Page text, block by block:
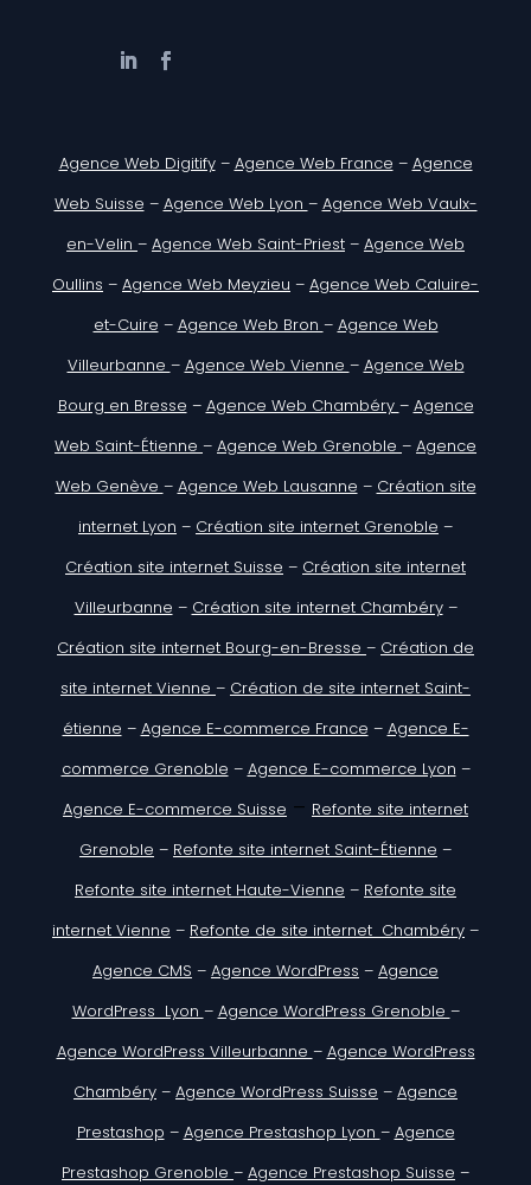
Agence Web Digitify– Agence Web France – Agence
Web Suisse – Agence Web Lyon – Agence Web Vaulx-
en-Velin – Agence Web Saint-Priest – Agence Web
Oullins – Agence Web Meyzieu – Agence Web Caluire-
et-Cuire – Agence Web Bron – Agence Web
Villeurbanne – Agence Web Vienne – Agence Web
Bourg en Bresse – Agence Web Chambéry – Agence
Web Saint-Étienne – Agence Web Grenoble – Agence
Web Genève – Agence Web Lausanne – Création site
internet Lyon – Création site internet Grenoble –
Création site internet Suisse – Création site internet
Villeurbanne – Création site internet Chambéry–
Création site internet Bourg-en-Bresse – Création de
site internet Vienne – Création de site internet Saint-
étienne – Agence E-commerce France – Agence E-
commerce Grenoble – Agence E-commerce Lyon –
Agence E-commerce Suisse – Refonte site internet
Grenoble – Refonte site internet Saint-Étienne –
Refonte site internet Haute-Vienne – Refonte site
internet Vienne – Refonte de site internet Chambéry –
Agence CMS – Agence WordPress – Agence
WordPress Lyon – Agence WordPress Grenoble –
Agence WordPress Villeurbanne – Agence WordPress
Chambéry – Agence WordPress Suisse – Agence
Prestashop – Agence Prestashop Lyon – Agence
Prestashop Grenoble – Agence Prestashop Suisse –